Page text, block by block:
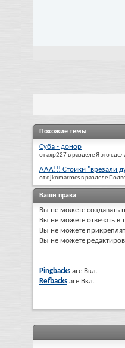
Похожие темы
Суба - донор
от axp227 в разделе Я это
ААА!!! Стоики "врезали
от djkomarmcs в разделе
Ваши права
Вы не можете создавать
Вы не можете отвечать в
Вы не можете
Вы не можете
Pingbacks are Вкл.
Refbacks are Вкл.